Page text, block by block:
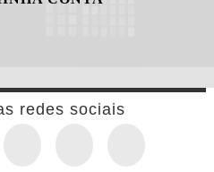
redes sociais